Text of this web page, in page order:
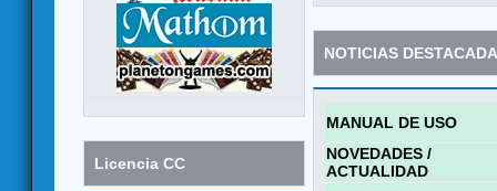
Licencia CC
NOTICIAS
MANUAL DE USO
NOVEDADES /
ACTUALIDAD